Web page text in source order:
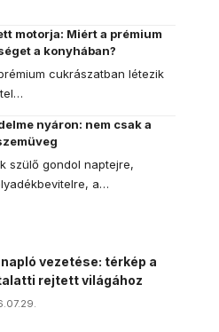
motorja: Miért a prémium
a konyhában?
cukrászatban létezik
nyáron: nem csak a
szülő gondol naptejre,
a…
vezetése: térkép a
rejtett világához